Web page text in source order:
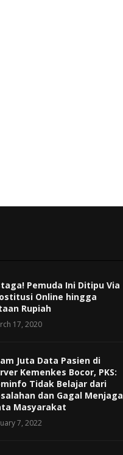
Pemuda Ini Ditipu Via
Online hingga
Rupiah
17, 2020
Juta Data Pasien di
Kemenkes Bocor, PKS:
Tidak Belajar dari
dan Gagal Menjaga
Masyarakat
7, 2022